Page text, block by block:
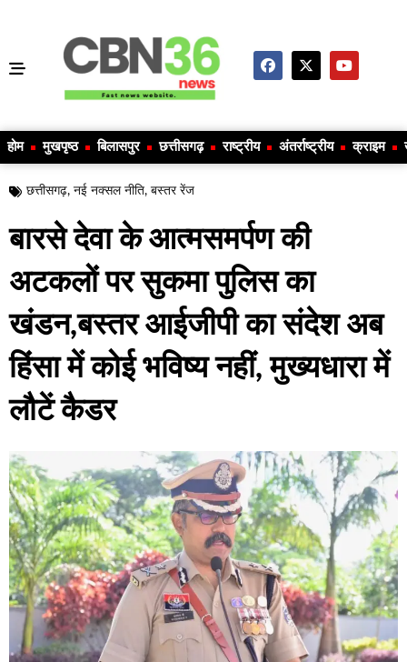
होम मुखपृष्ठ बिलासपुर छत्तीसगढ़ राष्ट्रीय अंतर्राष्ट्रीय क्राइम
छत्तीसगढ़, नई नक्सल नीति, बस्तर रेंज
बारसे देवा के आत्मसमर्पण की
अटकलों पर सुकमा पुलिस का
खंडन,बस्तर आईजीपी का संदेश अब
हिंसा में कोई भविष्य नहीं, मुख्यधारा में
लौटें कैडर